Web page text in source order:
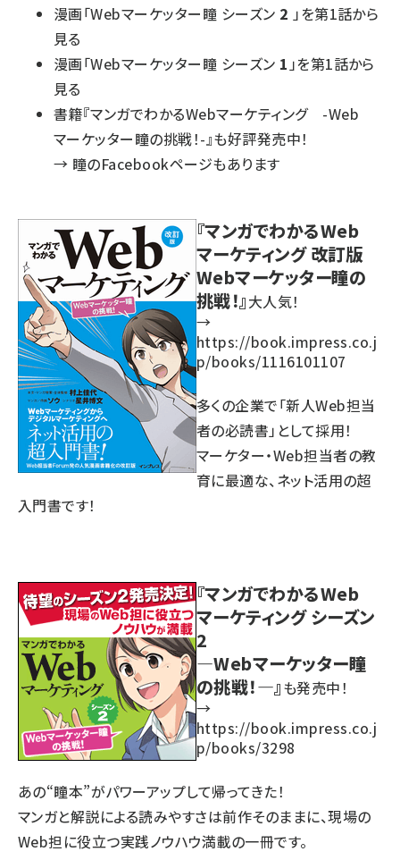
漫画「Webマーケッター瞳 シーズン 2 」を第1話から
見る
漫画「Webマーケッター瞳 シーズン 1」を第1話から
見る
書籍『マンガでわかるWebマーケティング -Web
マーケッター瞳の挑戦！-』も好評発売中！
→ 瞳のFacebookページもあります
『マンガでわかるWeb
マーケティング 改訂版
Webマーケッター瞳の
挑戦！』大人気！
→
https://book.impress.co.j
p/books/1116101107
多くの企業で「新人Web担当
者の必読書」として採用！
マーケター・Web担当者の教
育に最適な、ネット活用の超
入門書です！
『マンガでわかるWeb
マーケティング シーズン
2
―Webマーケッター瞳
の挑戦！―』も発売中！
→
https://book.impress.co.j
p/books/3298
あの“瞳本”がパワーアップして帰ってきた！
マンガと解説による読みやすさは前作そのままに、現場の
Web担に役立つ実践ノウハウ満載の一冊です。